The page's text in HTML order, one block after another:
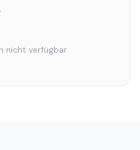
nicht verfügbar